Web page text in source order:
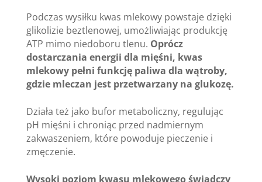
Podczas wysiłku kwas mlekowy powstaje dzięki
glikolizie beztlenowej, umożliwiając produkcję
ATP mimo niedoboru tlenu. Oprócz
dostarczania energii dla mięśni, kwas
mlekowy pełni funkcję paliwa dla wątroby,
gdzie mleczan jest przetwarzany na glukozę.
Działa też jako bufor metaboliczny, regulując
pH mięśni i chroniąc przed nadmiernym
zakwaszeniem, które powoduje pieczenie i
zmęczenie.
Wysoki poziom kwasu mlekowego świadczy